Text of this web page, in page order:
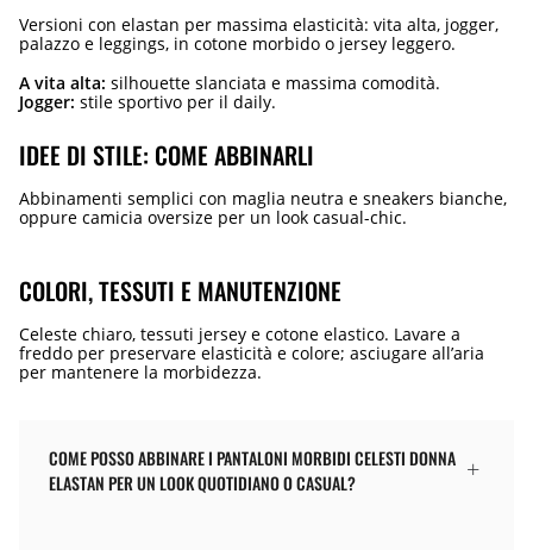
Versioni con elastan per massima elasticità: vita alta, jogger,
palazzo e leggings, in cotone morbido o jersey leggero.
A vita alta: silhouette slanciata e massima comodità.
Jogger: stile sportivo per il daily.
IDEE DI STILE: COME ABBINARLI
Abbinamenti semplici con maglia neutra e sneakers bianche,
oppure camicia oversize per un look casual-chic.
COLORI, TESSUTI E MANUTENZIONE
Celeste chiaro, tessuti jersey e cotone elastico. Lavare a
freddo per preservare elasticità e colore; asciugare all’aria
per mantenere la morbidezza.
COME POSSO ABBINARE I PANTALONI MORBIDI CELESTI DONNA
ELASTAN PER UN LOOK QUOTIDIANO O CASUAL?